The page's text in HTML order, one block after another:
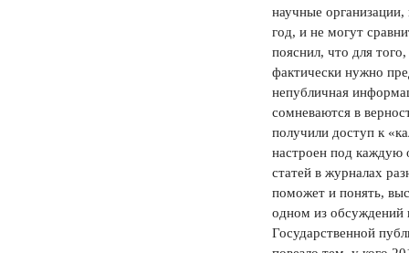
научные
год, и не могут
пояснил, что для
фактически нужно
непубличная
сомневаются в
получили доступ к
настроен под каждую
статей в журналах
поможет и понять,
одном из обсуждений
Государственной